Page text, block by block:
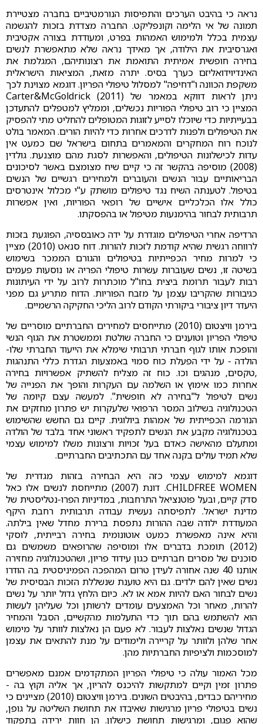
נראה כי בהיבט הערכים והתפיסות הנורמטיביים בחברה מצטיירת
תמונה של אי הלימה וקונפליקט. החברה מצדדת בזכות להגשמה
עצמית בכלל ולמימוש האמהות בפרט, ומעודדת בצורה אקטיבית
ואגרסיבית את הילודה, אך מאידך נראה שלא מתאפשרת לנשים
בחירה חופשית אמיתית התואמת את רצונותיהם, המגלמת את
האינדיוידואליזם כערך בסיס. יתרה מזאת, המציאות הישראלית
משקפת הכוונה ו"דחיפה" למסלול טיפולי הפריון. דוגמא מצוינת לכך
ניתן לראות דווקא במאמר של (Carter&McGoldrick (2011
המציין כי רוב טיפולי הפוריות נכשלים, וממליץ למטפלים להתעדכן
בבעייתיות כדי שיוכלו לסייע לזוגות המטופלים להחליט מתי להפסיק
את הטיפולים ולפנות לדרכים אחרות כדי להיות הורים. המאמר בולט
לנוכח רוח המחקרים והמאמרים בתחום בישראל שם כמעט אין
עדות לכישלונות הטיפולים, והאפשרות לסגת מהם מוצנעת. גולדין
(2008) מוסיפה בהקשר זה כי קיים שיח מצומצם באשר לסיכונים
הבריאותיים עבור הנשים והעוברים ולמחירים רגשיים של הנשים
בטיפול. לטענתה השיח נגד טיפולים מושתק ע"י מכלול אינטרסים
כולל אלו הכלכליים אישיים של רופאי הפוריות, ואין אפשרות
תרבותית לבחור בהימנעות מטיפול או בהפסקתו.
הרדיפה אחרי הטיפולים מוגדרת על ידה כאובססיה, הפוגעת בזכות
לרווחה רגשית שהיא קודמת לזכות להורות. דוח סנאט (2010) מציין
כי למרות מחיר הכפייתיות בטיפולים והגורם הממכר בשימוש
בשיטה זו, נשים שעוברות עשרות טיפולי הפריה או נוסעות פעמים
רבות לעבור תרומת ביצית בחו"ל מוכתרות לרוב על ידי העיתונות
כגיבורות שהקריבו עצמן על מזבח הפוריות. הדוח מתריע גם מפני
היעדר דיון ציבורי ביקורתי הקודם לרוב הליכי החקיקה הרשמיים.
בירמן וויצטום (2010) מתייחסים למחירים החברתיים מוסריים של
טיפולי הפריון וטוענים כי החברה שולטת וממשטרת את הגוף הנשי
והופכת אותו לגוף חברתי תרבותי שימלא את הייעוד החברתי שלו-
הולדה - על ידי הפעלת כוח סמוי באמצעות הגדרת כללי התנהגות
,טקסים, מנהגים וכו. כוח זה מצליח להשתיק אפשרויות בחירה
אחרות כמו אימוץ או השלמה עם העקרות והופך את הפנייה של
נשים לטיפול ל"בחירה לא חופשית". למעשה עצם קיומה של
הטכנולוגיה בשילוב המסר הרפואי שלעקרות יש פתרון מחזקים את
הנורמה הכפייתית של אמהות ביולוגית. קיים גם החשש שהשימוש
בטכנולוגיה מקבע את הנשים לתפקיד ראשוני אחד בלבד של הולדה
ומתעלם מהאישה כאדם בעל זכויות ורצונות משלו למימוש עצמי
שלא תמיד עולים בקנה אחד עם התכתיבים החברתיים.
דוגמא למימוש עצמי כזה היא הבחירה בזהות מגדרית של
CHILDFREE WOMEN. דונת (2007) מתייחסת לנשים אלו כאל
סדק קיים, ובעל פוטנציאל התרחבות, במדיניות הפרו-נטליסטית של
מדינת ישראל. לתפיסתה נעשית עבודה תרבותית רחבת היקף
המעודדת ילודה שבה ההורות נתפסת ברירת מחדל שאין בילתה.
והיא אינה מאפשרת כמעט אוטונומית בחירה רבייתית, לוסקי
(2012) תומכת בדברים אלו ומוסיפה שהרופאים משמשים גם
סוכנים של מסרים חברתיים כגון עידוד פריון, ושהטכנולוגיה מחזירה
אותנו 40 שנה אחורה לעידן טרום המהפכה הפמיניסטית בה הודרו
נשים שאין להם ילדים. גם היא טוענת שנשללת הזכות הבסיסית של
נשים לבחור האם להיות אמא או לא. כיום הלחץ גדול יותר על נשים
להרות, מאחר וכל האמצעים עומדים לרשותן וכל שעליהן לעשות
הוא להשתמש בהם תוך כדי התעלמות מהקשיים, הסבל והמחיר
הגדול שנשים נאלצות לעבור. לא פעם הן נאלצות לוותר על מימוש
אחר שלהן ולוותר על קריירה ולימודים על מנת להתאים את עצמן
למוסכמות ולציפיות החברתיות מהן.
מכל האמור עולה כי טיפולי הפריון המתקדמים אמנם מאפשרים
פתרון זמין וקיים למתקשות להיכנס להריון, אך אליה וקוץ בה -
מחיריהם כבדים, בהיבטים השונים. בירמן וויצטום (2010) מציינים כי
נשים בטיפולי פריון מרגישות שאיבדו את תחושת השליטה על גופן,
שהוא פגום, ומרגישות תחושת כישלון. הן חוות ירידה בתפקוד